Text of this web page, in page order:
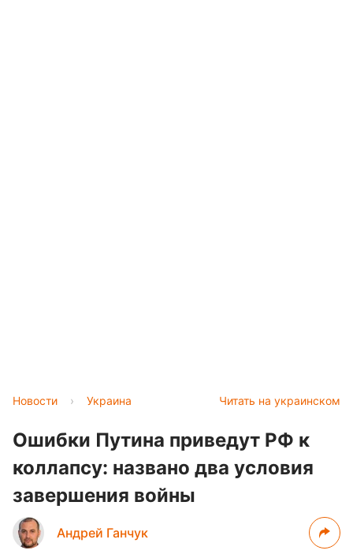
Читать на украинском
Новости › Украина
Ошибки Путина приведут РФ к
коллапсу: названо два условия
завершения войны
Андрей Ганчук